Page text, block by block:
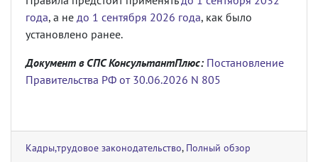
года, а не до 1 сентября 2026 года, как было
установлено ранее.
Документ в СПС КонсультантПлюс: Постановление
Правительства РФ от 30.06.2026 N 805
Кадры,трудовое законодательство, Полный обзор